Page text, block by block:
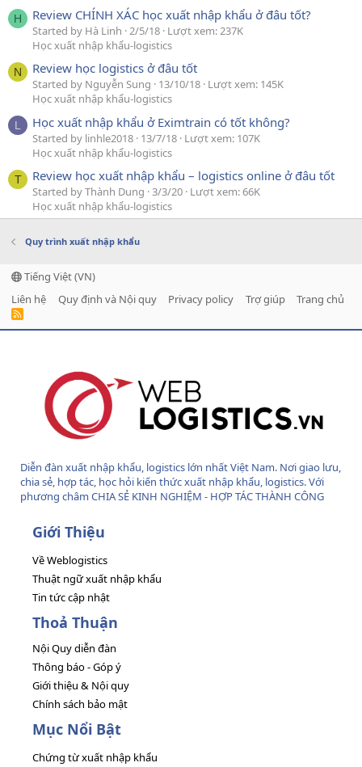
H Review CHÍNH XÁC học xuất nhập khẩu ở đâu tốt?
Started by Hà Linh 2/5/18 Lượt xem: 237K
Học xuất nhập khẩu-logistics
N Review học logistics ở đâu tốt
Started by Nguyễn Sung 13/10/18 Lượt xem: 145K
Học xuất nhập khẩu-logistics
L Học xuất nhập khẩu ở Eximtrain có tốt không?
Started by linhle2018 13/7/18 Lượt xem: 107K
Học xuất nhập khẩu-logistics
T Review học xuất nhập khẩu – logistics online ở đâu tốt
Started by Thành Dung 3/3/20 Lượt xem: 66K
Học xuất nhập khẩu-logistics
Quy trình xuất nhập khẩu
Tiếng Việt (VN)
Liên hệ
Quy định và Nội quy Privacy policy Trợ giúp Trang chủ
R
Diễn đàn xuất nhập khẩu, logistics lớn nhất Việt Nam. Nơi giao lưu,
chia sẻ, hợp tác, học hỏi kiến thức xuất nhập khẩu, logistics. Với
phương châm CHIA SẺ KINH NGHIỆM - HỢP TÁC THÀNH CÔNG
Giới Thiệu
Về Weblogistics
Thuật ngữ xuất nhập khẩu
Tin tức cập nhật
Thoả Thuận
Nội Quy diễn đàn
Thông báo - Góp ý
Giới thiệu & Nội quy
Chính sách bảo mật
Mục Nổi Bật
Chứng từ xuất nhập khẩu